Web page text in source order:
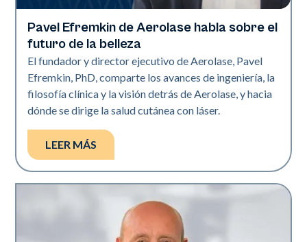
Industria
Pavel Efremkin de Aerolase habla sobre el
futuro de la belleza
El fundador y director ejecutivo de Aerolase, Pavel
Efremkin, PhD, comparte los avances de ingeniería, la
filosofía clínica y la visión detrás de Aerolase, y hacia
dónde se dirige la salud cutánea con láser.
LEER MÁS